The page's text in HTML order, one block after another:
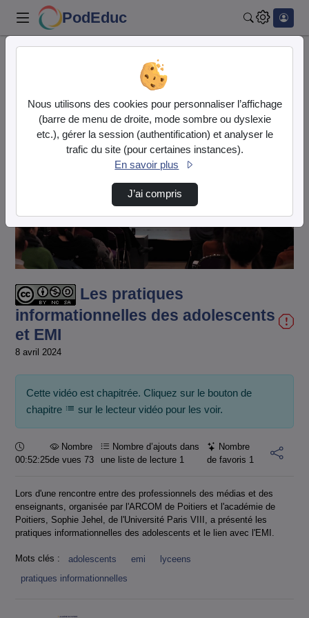
PodEduc
Les pratiques informationnelles des adolesce…
Lire
la
vidéo
Les pratiques
informationnelles des adolescents
et EMI
8 avril 2024
Cette vidéo est chapitrée. Cliquez sur le bouton de
chapitre
sur le lecteur vidéo pour les voir.
Durée :
00:52:25
Nombre
de vues 73
Nombre d’ajouts dans
une liste de lecture 1
Nombre
de favoris 1
Lors d'une rencontre entre des professionnels des médias et des
enseignants, organisée par l'ARCOM de Poitiers et l'académie de
Poitiers, Sophie Jehel, de l'Université Paris VIII, a présenté les
pratiques informationnelles des adolescents et le lien avec l'EMI.
Mots clés : adolescents emi
lyceens
pratiques informationnelles
Nous utilisons des cookies pour personnaliser l’affichage
(barre de menu de droite, mode sombre ou dyslexie
etc.), gérer la session (authentification) et analyser le
trafic du site (pour certaines instances).
En savoir plus
J’ai compris